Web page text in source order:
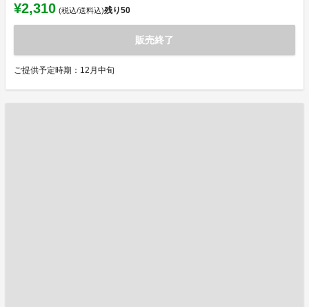
¥2,310 (税込/送料込)残り50
販売終了
ご提供予定時期：12月中旬